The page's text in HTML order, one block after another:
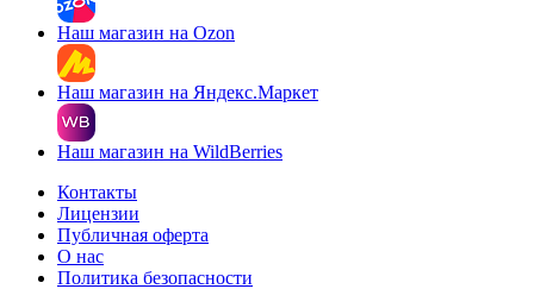
Наш магазин на Ozon
Наш магазин на Яндекс.Маркет
Наш магазин на WildBerries
Контакты
Лицензии
Публичная оферта
О нас
Политика безопасности